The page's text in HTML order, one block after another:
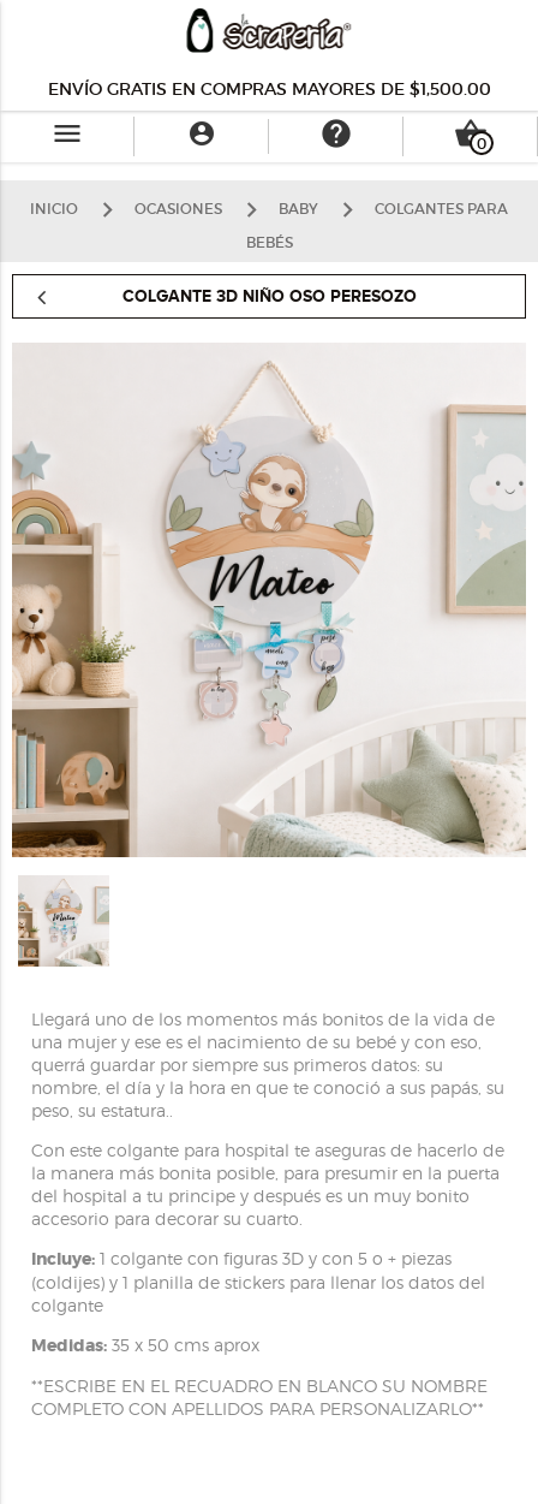
ENVÍO GRATIS EN COMPRAS MAYORES DE $1,500.00
menu  help 0
shopping_basket
INICIO OCASIONES BABY
COLGANTES PARA
BEBÉS
COLGANTE 3D NIÑO OSO PERESOZO
Llegará uno de los momentos más bonitos de la vida de
una mujer y ese es el nacimiento de su bebé y con eso,
querrá guardar por siempre sus primeros datos: su
nombre, el día y la hora en que te conoció a sus papás, su
peso, su estatura..
Con este colgante para hospital te aseguras de hacerlo de
la manera más bonita posible, para presumir en la puerta
del hospital a tu principe y después es un muy bonito
accesorio para decorar su cuarto.
Incluye:1 colgante con figuras 3D y con 5 o + piezas
(coldijes) y 1 planilla de stickers para llenar los datos del
colgante
Medidas:35 x 50 cms aprox
**ESCRIBE EN EL RECUADRO EN BLANCO SU NOMBRE
COMPLETO CON APELLIDOS PARA PERSONALIZARLO**